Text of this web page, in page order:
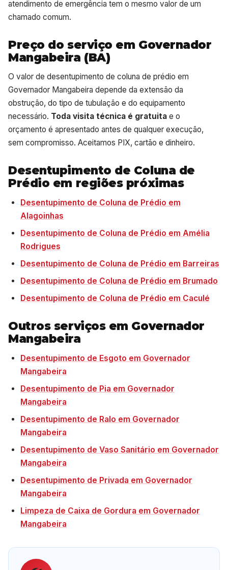
atendimento de emergência tem o mesmo valor de um
chamado comum.
Preço do serviço em Governador
Mangabeira (BA)
O valor de desentupimento de coluna de prédio em
Governador Mangabeira depende da extensão da
obstrução, do tipo de tubulação e do equipamento
necessário. Toda visita técnica é gratuita e o
orçamento é apresentado antes de qualquer execução,
sem compromisso. Aceitamos PIX, cartão e dinheiro.
Desentupimento de Coluna de
Prédio em regiões próximas
Desentupimento de Coluna de Prédio em
Alagoinhas
Desentupimento de Coluna de Prédio em Amélia
Rodrigues
Desentupimento de Coluna de Prédio em Barreiras
Desentupimento de Coluna de Prédio em Brumado
Desentupimento de Coluna de Prédio em Caculé
Outros serviços em Governador
Mangabeira
Desentupimento de Esgoto em Governador
Mangabeira
Desentupimento de Pia em Governador
Mangabeira
Desentupimento de Ralo em Governador
Mangabeira
Desentupimento de Vaso Sanitário em Governador
Mangabeira
Desentupimento de Privada em Governador
Mangabeira
Limpeza de Caixa de Gordura em Governador
Mangabeira